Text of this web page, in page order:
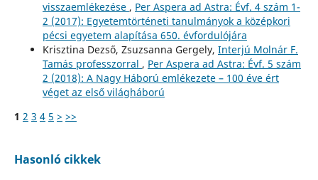
visszaemlékezése , Per Aspera ad Astra: Évf. 4 szám 1-
2 (2017): Egyetemtörténeti tanulmányok a középkori
pécsi egyetem alapítása 650. évfordulójára
Krisztina Dezső, Zsuzsanna Gergely, Interjú Molnár F.
Tamás professzorral , Per Aspera ad Astra: Évf. 5 szám
2 (2018): A Nagy Háború emlékezete – 100 éve ért
véget az első világháború
1 2 3 4 5 > >>
Hasonló cikkek